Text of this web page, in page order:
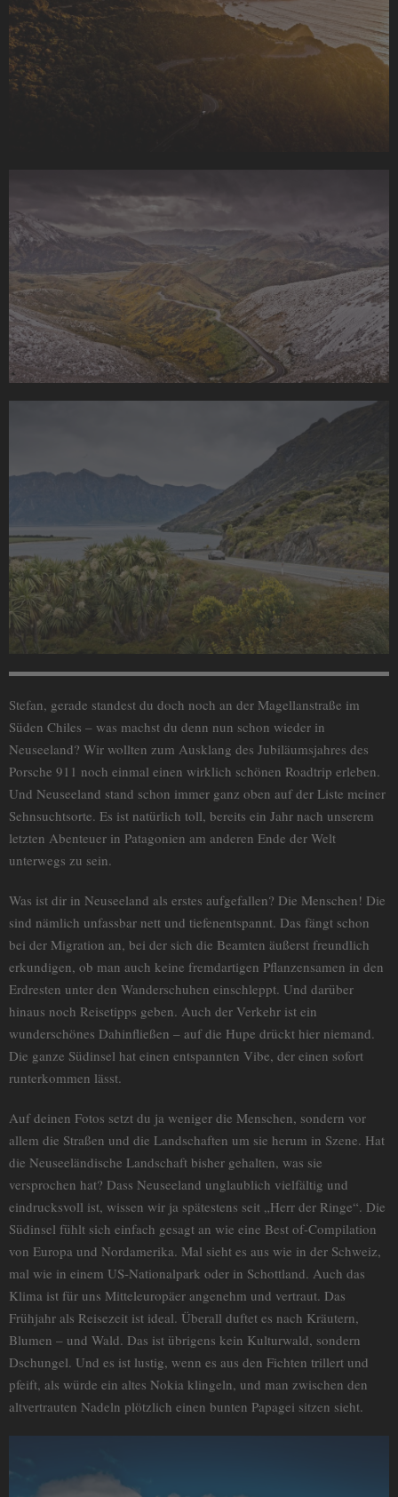
Stefan, gerade standest du doch noch an der Magellanstraße im
Süden Chiles – was machst du denn nun schon wieder in
Neuseeland? Wir wollten zum Ausklang des Jubiläumsjahres des
Porsche 911 noch einmal einen wirklich schönen Roadtrip erleben.
Und Neuseeland stand schon immer ganz oben auf der Liste meiner
Sehnsuchtsorte. Es ist natürlich toll, bereits ein Jahr nach unserem
letzten Abenteuer in Patagonien am anderen Ende der Welt
unterwegs zu sein.
Was ist dir in Neuseeland als erstes aufgefallen? Die Menschen! Die
sind nämlich unfassbar nett und tiefenentspannt. Das fängt schon
bei der Migration an, bei der sich die Beamten äußerst freundlich
erkundigen, ob man auch keine fremdartigen Pflanzensamen in den
Erdresten unter den Wanderschuhen einschleppt. Und darüber
hinaus noch Reisetipps geben. Auch der Verkehr ist ein
wunderschönes Dahinfließen – auf die Hupe drückt hier niemand.
Die ganze Südinsel hat einen entspannten Vibe, der einen sofort
runterkommen lässt.
Auf deinen Fotos setzt du ja weniger die Menschen, sondern vor
allem die Straßen und die Landschaften um sie herum in Szene. Hat
die Neuseeländische Landschaft bisher gehalten, was sie
versprochen hat? Dass Neuseeland unglaublich vielfältig und
eindrucksvoll ist, wissen wir ja spätestens seit „Herr der Ringe“. Die
Südinsel fühlt sich einfach gesagt an wie eine Best of-Compilation
von Europa und Nordamerika. Mal sieht es aus wie in der Schweiz,
mal wie in einem US-Nationalpark oder in Schottland. Auch das
Klima ist für uns Mitteleuropäer angenehm und vertraut. Das
Frühjahr als Reisezeit ist ideal. Überall duftet es nach Kräutern,
Blumen – und Wald. Das ist übrigens kein Kulturwald, sondern
Dschungel. Und es ist lustig, wenn es aus den Fichten trillert und
pfeift, als würde ein altes Nokia klingeln, und man zwischen den
altvertrauten Nadeln plötzlich einen bunten Papagei sitzen sieht.